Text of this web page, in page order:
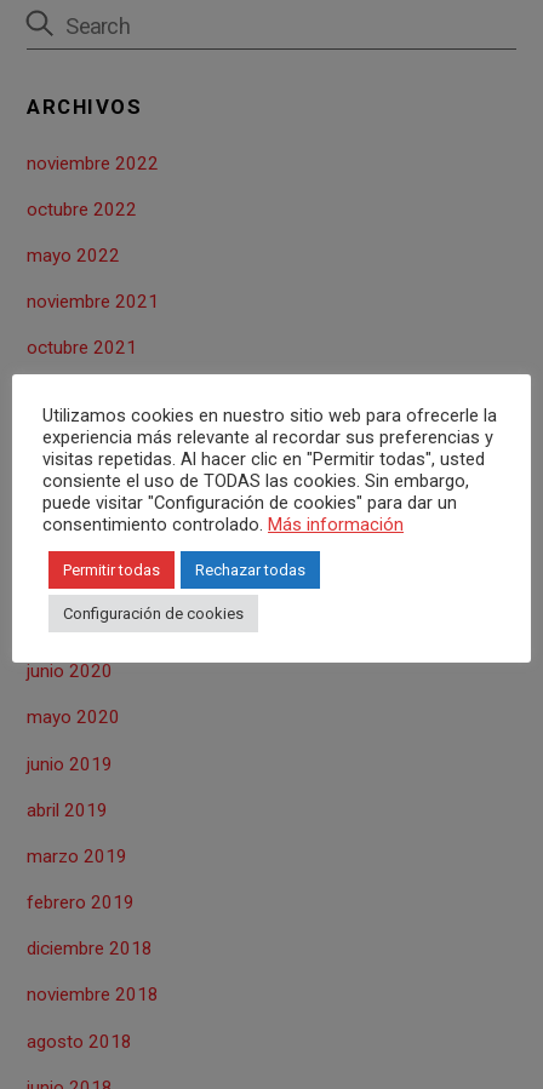
ARCHIVOS
noviembre 2022
octubre 2022
mayo 2022
noviembre 2021
octubre 2021
marzo 2021
octubre 2020
septiembre 2020
agosto 2020
julio 2020
junio 2020
mayo 2020
junio 2019
abril 2019
marzo 2019
febrero 2019
diciembre 2018
noviembre 2018
agosto 2018
Utilizamos cookies en nuestro sitio web para ofrecerle la
experiencia más relevante al recordar sus preferencias y
visitas repetidas. Al hacer clic en "Permitir todas", usted
consiente el uso de TODAS las cookies. Sin embargo,
puede visitar "Configuración de cookies" para dar un
consentimiento controlado. Más información
Permitir todas Rechazar todas
Configuración de cookies